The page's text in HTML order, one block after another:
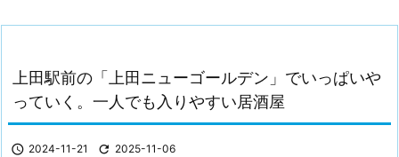
上田駅前の「上田ニューゴールデン」でいっぱいや
っていく。一人でも入りやすい居酒屋
 2024-11-21  2025-11-06